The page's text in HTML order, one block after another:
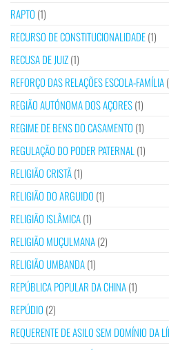
RAPTO (1)
RECURSO DE CONSTITUCIONALIDADE(1)
RECUSA DE JUIZ(1)
REFORÇO DAS RELAÇÕES ESCOLA-FAMÍLIA
REGIÃO AUTÓNOMA DOS AÇORES(1)
REGIME DE BENS DO CASAMENTO (1)
REGULAÇÃO DO PODER PATERNAL (1)
RELIGIÃO CRISTÃ(1)
RELIGIÃO DO ARGUIDO (1)
RELIGIÃO ISLÂMICA(1)
RELIGIÃO MUÇULMANA(2)
RELIGIÃO UMBANDA(1)
REPÚBLICA POPULAR DA CHINA(1)
REPÚDIO (2)
REQUERENTE DE ASILO SEM DOMÍNIO DA